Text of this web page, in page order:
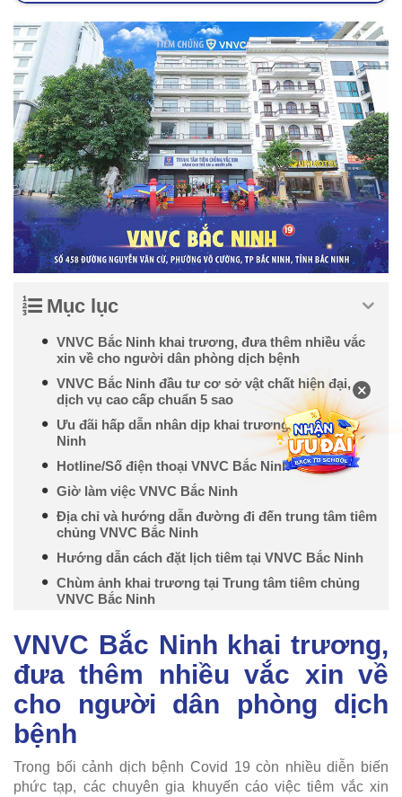
Mục lục
VNVC Bắc Ninh khai trương, đưa thêm nhiều vắc
xin về cho người dân phòng dịch bệnh
VNVC Bắc Ninh đầu tư cơ sở vật chất hiện đại,
dịch vụ cao cấp chuẩn 5 sao
Ưu đãi hấp dẫn nhân dịp khai trương VNVC Bắc
Ninh
Hotline/Số điện thoại VNVC Bắc Ninh
Giờ làm việc VNVC Bắc Ninh
Địa chỉ và hướng dẫn đường đi đến trung tâm tiêm
chủng VNVC Bắc Ninh
Hướng dẫn cách đặt lịch tiêm tại VNVC Bắc Ninh
Chùm ảnh khai trương tại Trung tâm tiêm chủng
VNVC Bắc Ninh
VNVC Bắc Ninh khai trương,
đưa thêm nhiều vắc xin về
cho người dân phòng dịch
bệnh
Trong bối cảnh dịch bệnh Covid 19 còn nhiều diễn biến
phức tạp, các chuyên gia khuyến cáo việc tiêm vắc xin
×